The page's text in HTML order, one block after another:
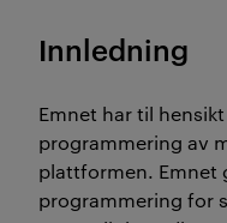
Innledning
Emnet har til
programmering av
plattformen. Emnet
programmering for